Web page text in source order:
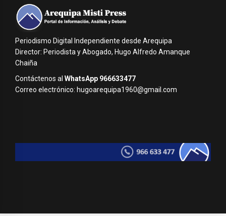
Periodismo Digital Independiente desde Arequipa
Director: Periodista y Abogado, Hugo Alfredo Amanque
Chaiña
Contáctenos al WhatsApp 966633477
Correo electrónico: hugoarequipa1960@gmail.com